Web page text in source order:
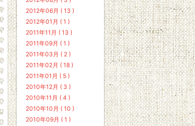
2012年06月 ( 13 )
2012年01月 ( 1 )
2011年11月 ( 13 )
2011年09月 ( 1 )
2011年03月 ( 2 )
2011年02月 ( 18 )
2011年01月 ( 5 )
2010年12月 ( 3 )
2010年11月 ( 4 )
2010年10月 ( 10 )
2010年09月 ( 1 )